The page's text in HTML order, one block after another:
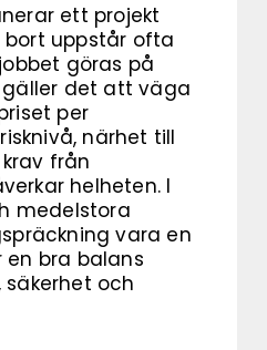
ett projekt
uppstår ofta
göras på
det att väga
per
närhet till
från
helheten. I
medelstora
vara en
en bra balans
och